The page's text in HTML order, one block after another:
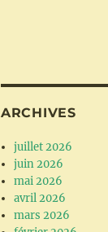
ARCHIVES
juillet 2026
juin 2026
mai 2026
avril 2026
mars 2026